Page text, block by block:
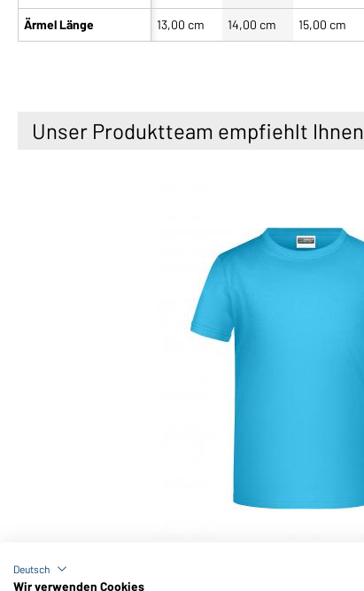
Ärmel Länge 13,00 cm 14,00 cm 15,00 cm
Unser Produktteam empfiehlt Ihnen
Promo-T Junior 150 (turquoise)
Deutsch
Wir verwenden Cookies